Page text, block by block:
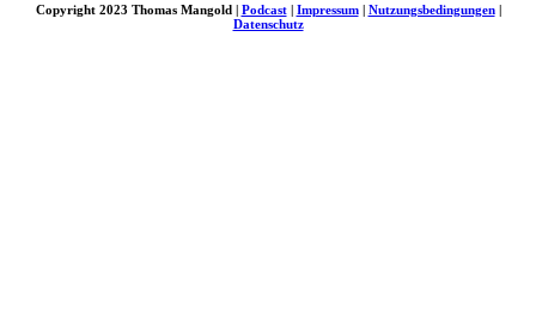
Copyright 2023 Thomas Mangold | Podcast| Impressum| Nutzungsbedingungen|
Datenschutz